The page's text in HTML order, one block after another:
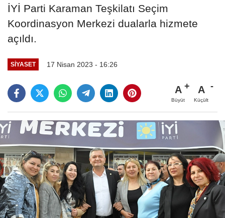
İYİ Parti Karaman Teşkilatı Seçim
Koordinasyon Merkezi dualarla hizmete
açıldı.
SIYASET 17 Nisan 2023 - 16:26
A
Büyüt
A
Küçült